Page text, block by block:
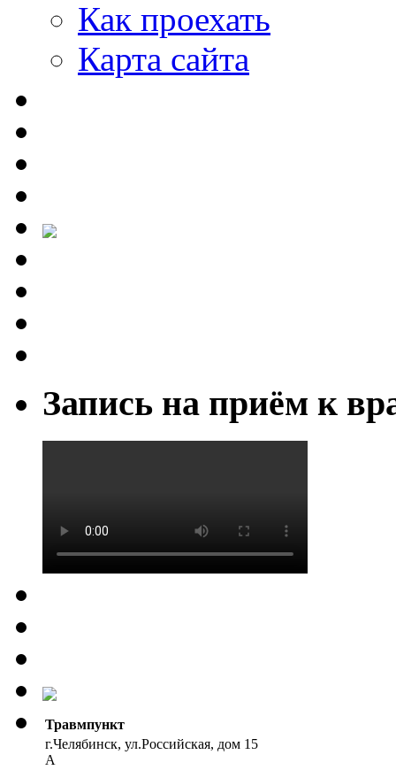
Как проехать
Карта сайта
Запись на приём к
Травмпункт
г.Челябинск, ул.Российская, дом 15
А